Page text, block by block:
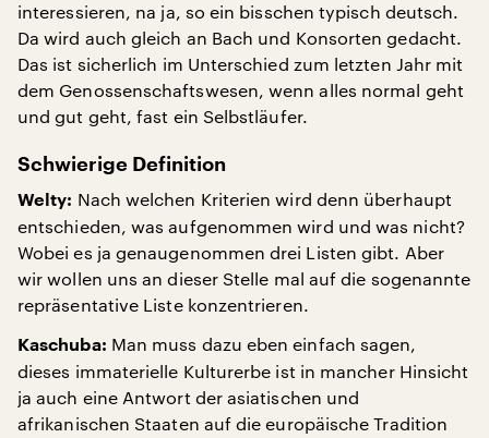
interessieren, na ja, so ein bisschen typisch deutsch.
Da wird auch gleich an Bach und Konsorten gedacht.
Das ist sicherlich im Unterschied zum letzten Jahr mit
dem Genossenschaftswesen, wenn alles normal geht
und gut geht, fast ein Selbstläufer.
Schwierige Definition
Welty: Nach welchen Kriterien wird denn überhaupt
entschieden, was aufgenommen wird und was nicht?
Wobei es ja genaugenommen drei Listen gibt. Aber
wir wollen uns an dieser Stelle mal auf die sogenannte
repräsentative Liste konzentrieren.
Kaschuba: Man muss dazu eben einfach sagen,
dieses immaterielle Kulturerbe ist in mancher Hinsicht
ja auch eine Antwort der asiatischen und
afrikanischen Staaten auf die europäische Tradition